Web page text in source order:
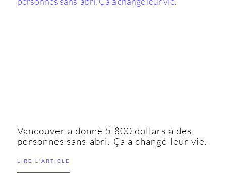
Vancouver a donné 5 800 dollars à des
personnes sans-abri. Ça a changé leur vie.
LIRE L'ARTICLE